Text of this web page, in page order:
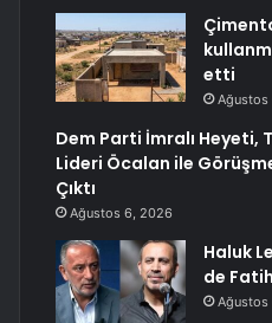
etti
Ağustos
Dem Parti İmralı Heyeti,
Lideri Öcalan ile
Çıktı
Ağustos 6, 2026
Haluk
de
Ağustos